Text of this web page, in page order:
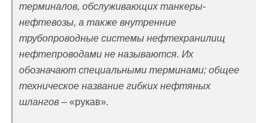
терминалов, обслуживающих танкеры-
нефтевозы, а также внутренние
трубопроводные системы нефтехранилищ
нефтепроводами не называются. Их
обозначают специальными терминами; общее
техническое название гибких нефтяных
шлангов – «рукав».